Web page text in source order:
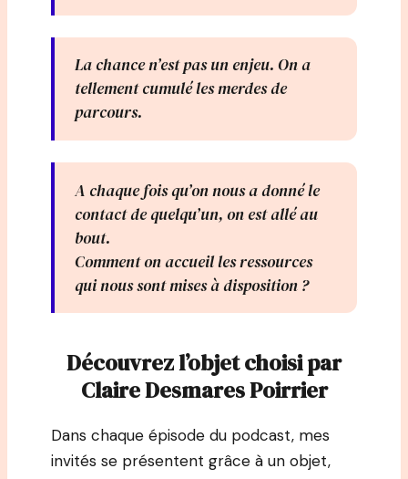
La chance n’est pas un enjeu. On a
tellement cumulé les merdes de
parcours.
A chaque fois qu’on nous a donné le
contact de quelqu’un, on est allé au
bout.
Comment on accueil les ressources
qui nous sont mises à disposition ?
Découvrez l’objet choisi par
Claire Desmares Poirrier
Dans chaque épisode du podcast, mes
invités se présentent grâce à un objet,